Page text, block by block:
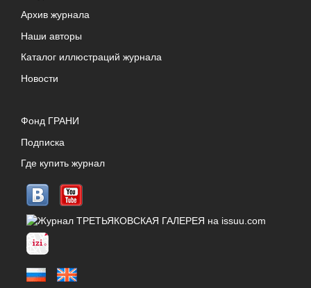
Архив журнала
Наши авторы
Каталог иллюстраций журнала
Новости
Фонд ГРАНИ
Подписка
Где купить журнал